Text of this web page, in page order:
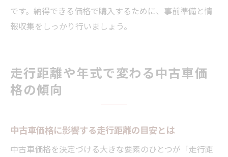
です。納得できる価格で購入するために、事前準備と情
報収集をしっかり行いましょう。
走行距離や年式で変わる中古車価
格の傾向
中古車価格に影響する走行距離の目安とは
中古車価格を決定づける大きな要素のひとつが「走行距